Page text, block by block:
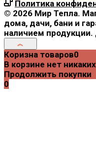
Политика
© 2026 Мир Тепла.
дома, дачи, бани и
наличием
Коризна товаров0
В корзине нет
Продолжить покупки
0